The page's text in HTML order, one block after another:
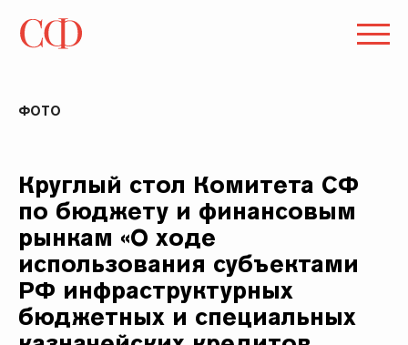
ФОТО
Круглый стол Комитета СФ
по бюджету и финансовым
рынкам «О ходе
использования субъектами
РФ инфраструктурных
бюджетных и специальных